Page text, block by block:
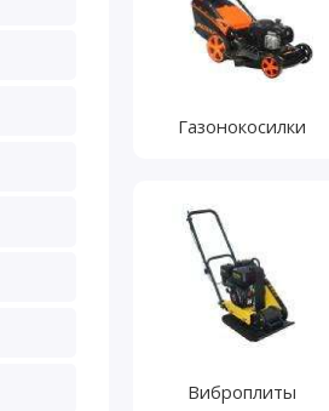
Газонокосилки
Виброплиты